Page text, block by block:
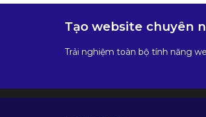
Tạo website chuyên
Trải nghiệm toàn bộ tính năng